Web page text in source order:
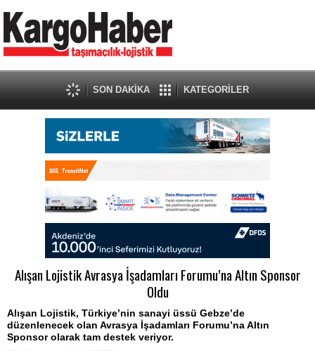
SON DAKİKA KATEGORİLER
Alışan Lojistik Avrasya İşadamları Forumu’na Altın Sponsor
Oldu
Alışan Lojistik, Türkiye’nin sanayi üssü Gebze’de
düzenlenecek olan Avrasya İşadamları Forumu’na Altın
Sponsor olarak tam destek veriyor.